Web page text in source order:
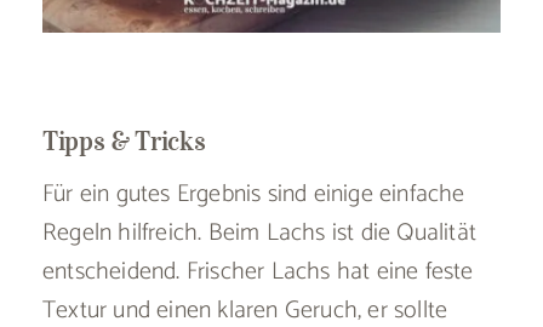
Tipps & Tricks
Für ein gutes Ergebnis sind einige einfache
Regeln hilfreich. Beim Lachs ist die Qualität
entscheidend. Frischer Lachs hat eine feste
Textur und einen klaren Geruch, er sollte